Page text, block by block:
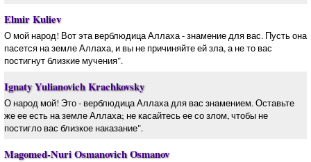
Elmir Kuliev
О мой народ! Вот эта верблюдица Аллаха - знамение для вас. Пусть она
пасется на земле Аллаха, и вы не причиняйте ей зла, а не то вас
постигнут близкие мучения".
Ignaty Yulianovich Krachkovsky
О народ мой! Это - верблюдица Аллаха для вас знамением. Оставьте
же ее есть на земле Аллаха; не касайтесь ее со злом, чтобы не
постигло вас близкое наказание".
Magomed-Nuri Osmanovich Osmanov